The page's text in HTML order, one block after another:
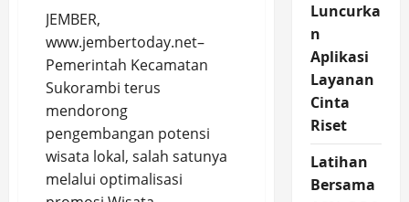
JEMBER,
www.jembertoday.net–
Pemerintah Kecamatan
Sukorambi terus
mendorong
pengembangan potensi
wisata lokal, salah satunya
melalui optimalisasi
Luncurka
n
Aplikasi
Layanan
Cinta
Riset
Latihan
Bersama